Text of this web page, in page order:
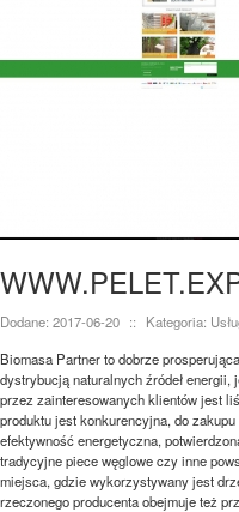
Dodane: 2017-06-20 ::
Kategoria:
Biomasa Partner to dobrze
dystrybucją naturalnych źródeł
przez zainteresowanych klientów jest
produktu jest konkurencyjna, do
efektywność energetyczna,
tradycyjne piece węglowe czy inne
miejsca, gdzie wykorzystywany jest
rzeczonego producenta obejmuje też